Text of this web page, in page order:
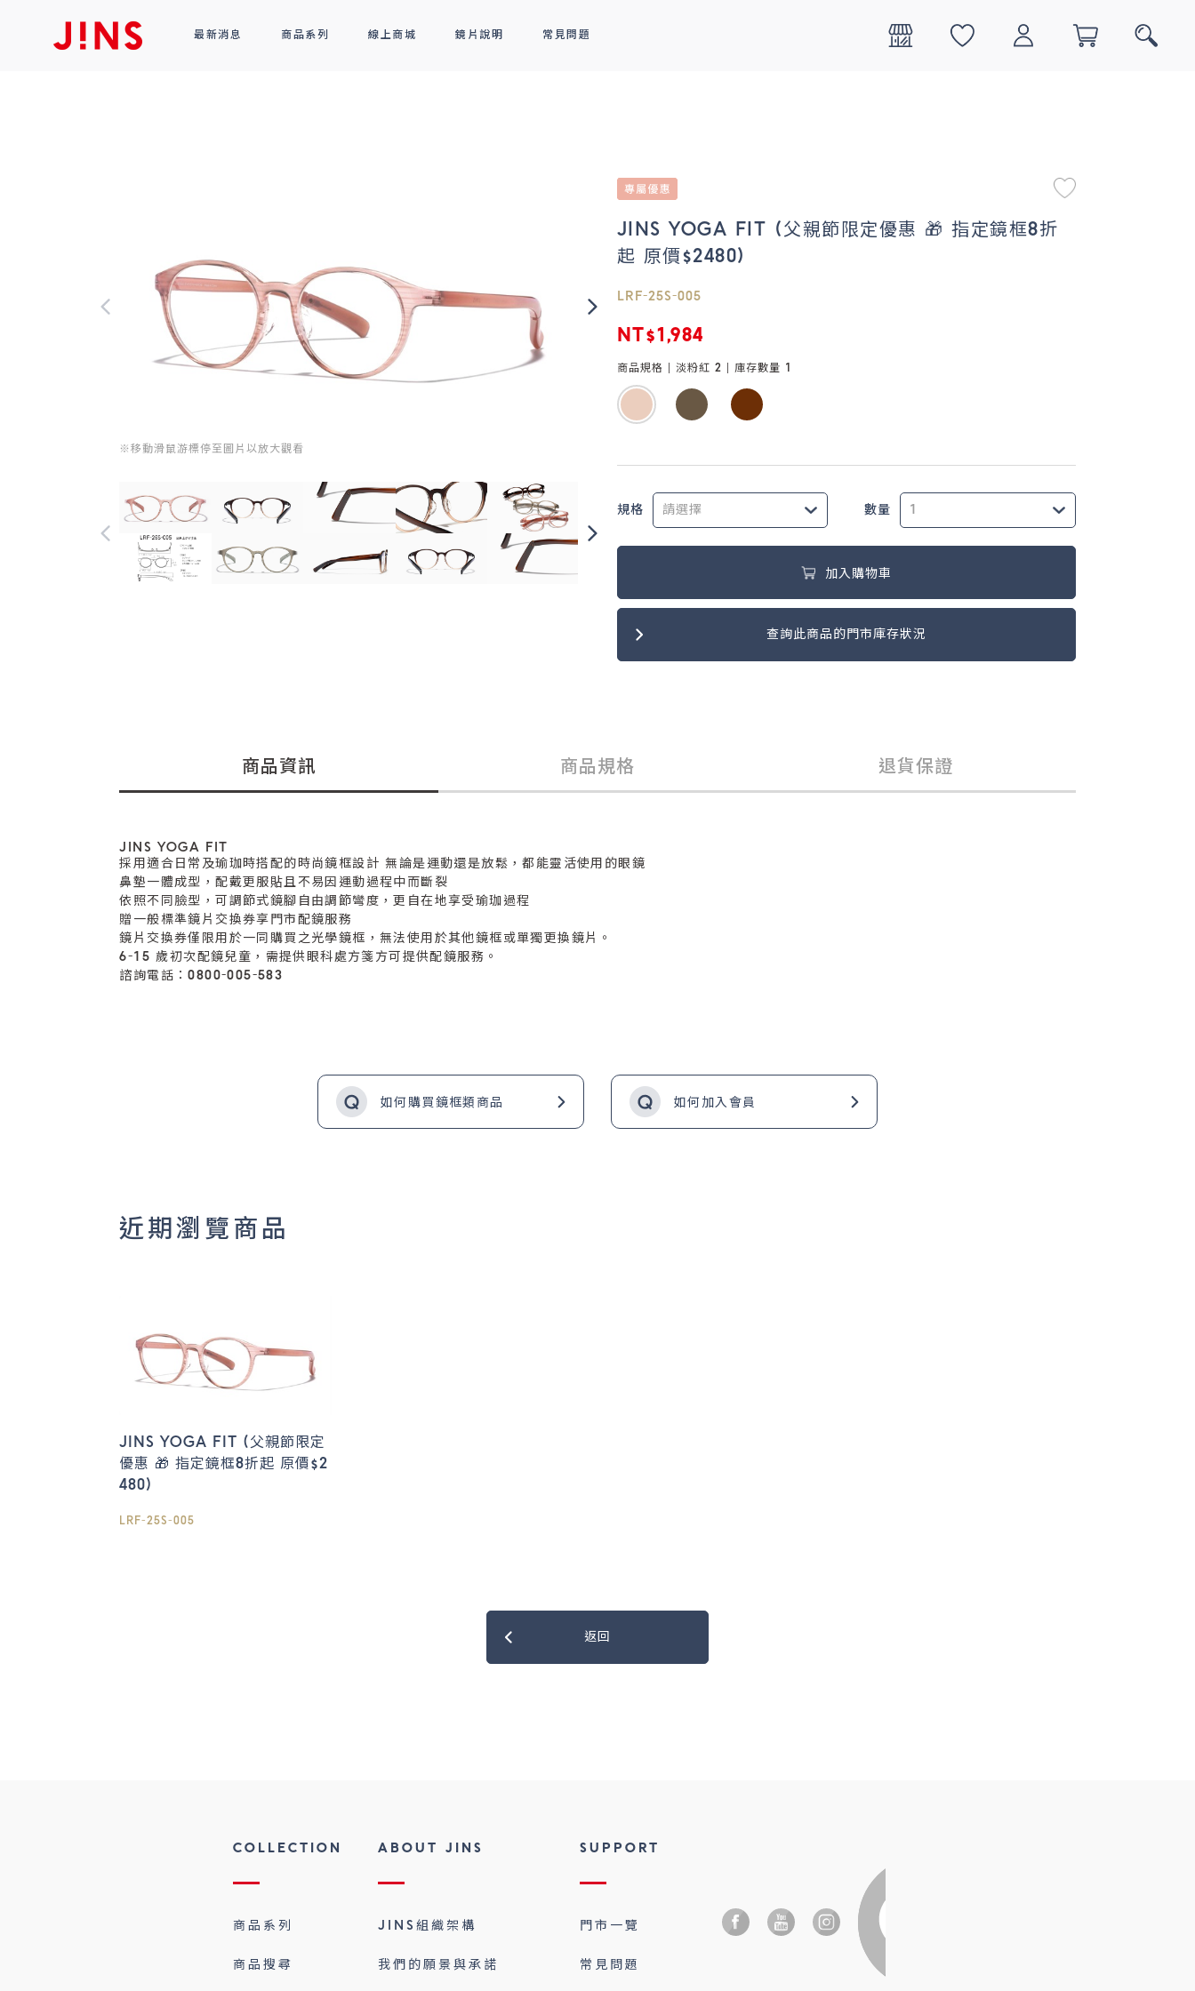
最新消息 商品系列 線上商城
R!M BY J!NS
彩色隱形眼鏡
鏡片說明 常見問題 0
※移動滑鼠游標停至圖片以放大觀看
JINS YOGA FIT (父親節限定優惠 🎁 指定鏡框8折
起 原價$2480)
LRF-25S-005
NT$1,984
商品規格 | 淡粉紅 2 | 庫存數量 1
規格 數量
加入購物車
查詢此商品的門市庫存狀況
商品資訊 商品規格 退貨保證
JINS YOGA FIT
採用適合日常及瑜珈時搭配的時尚鏡框設計 無論是運動還是放鬆，都能靈活使用的眼鏡
鼻墊一體成型，配戴更服貼且不易因運動過程中而斷裂
依照不同臉型，可調節式鏡腳自由調節彎度，更自在地享受瑜珈過程
贈一般標準鏡片交換券享門市配鏡服務
鏡片交換券僅限用於一同購買之光學鏡框，無法使用於其他鏡框或單獨更換鏡片。
6-15 歲初次配鏡兒童，需提供眼科處方箋方可提供配鏡服務。
諮詢電話：0800-005-583
如何購買鏡框類商品 如何加入會員
近期瀏覽商品
JINS YOGA FIT (父親節限定
優惠 🎁 指定鏡框8折起 原價$2
480)
LRF-25S-005
返回
COLLECTION
商品系列
商品搜尋
ABOUT JINS
JINS組織架構
我們的願景與承諾
SUPPORT
門市一覽
常見問題